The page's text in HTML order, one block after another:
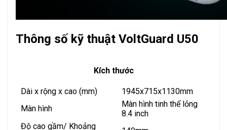
Thông số kỹ thuật VoltGuard U50
Kích thước
Dài x rộng x cao (mm)
1945x715x1130mm
Màn hình
Màn hình tinh thể lỏng
8.4 inch
Độ cao gầm/ Khoảng